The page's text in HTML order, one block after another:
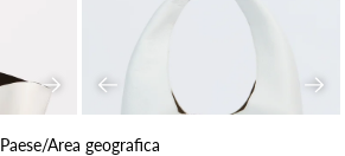
SuccessivoPrecedente
Paese/Area geografica